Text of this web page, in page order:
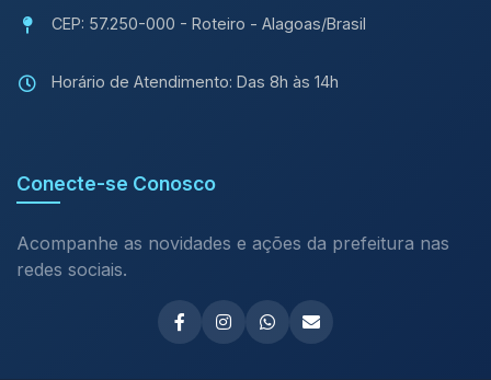
CEP: 57.250-000 - Roteiro - Alagoas/Brasil
Horário de Atendimento: Das 8h às 14h
Conecte-se Conosco
Acompanhe as novidades e ações da prefeitura nas
redes sociais.